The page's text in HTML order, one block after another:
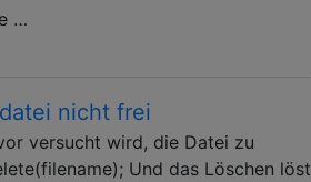
…
nicht frei
versucht wird, die Datei zu
Und das Löschen löst